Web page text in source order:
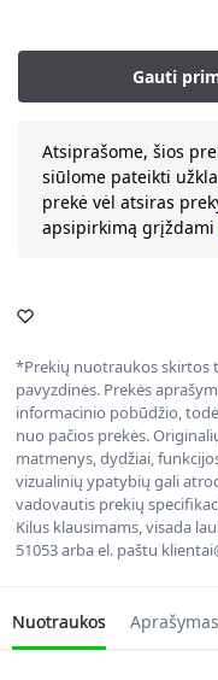
Atsiprašome, šios
siūlome pateikti
prekė vėl atsiras
apsipirkimą grįždami
*Prekių nuotraukos skirtos
pavyzdinės. Prekės
informacinio pobūdžio,
nuo pačios prekės.
matmenys, dydžiai,
vizualinių ypatybių gali
vadovautis prekių
Kilus klausimams, visada
51053 arba el. paštu
Nuotraukos Aprašymas